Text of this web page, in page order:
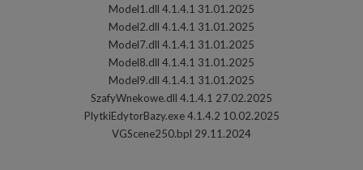
Model1.dll 4.1.4.1 31.01.2025
Model2.dll 4.1.4.1 31.01.2025
Model7.dll 4.1.4.1 31.01.2025
Model8.dll 4.1.4.1 31.01.2025
Model9.dll 4.1.4.1 31.01.2025
SzafyWnekowe.dll 4.1.4.1 27.02.2025
PlytkiEdytorBazy.exe 4.1.4.2 10.02.2025
VGScene250.bpl 29.11.2024